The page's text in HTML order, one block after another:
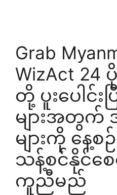
Grab
WizAct
တို့ ပူးပေါင်း
များအတွက်
များကို နေ့
သန့်စင်နိုင်စေ
ကူညီမည်